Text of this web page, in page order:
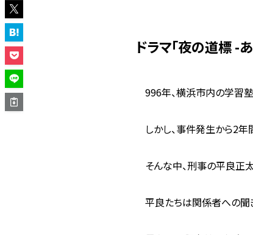
ドラマ「夜の道標 -
996年、横浜市内の学習
しかし、事件発生から2
そんな中、刑事の平良正
平良たちは関係者への聞